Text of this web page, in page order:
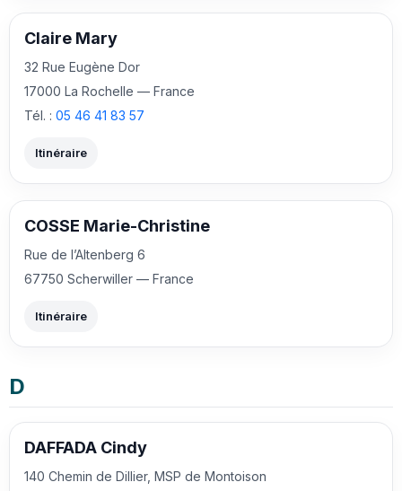
Claire Mary
32 Rue Eugène Dor
17000 La Rochelle — France
Tél. : 05 46 41 83 57
Itinéraire
COSSE Marie-Christine
Rue de l’Altenberg 6
67750 Scherwiller — France
Itinéraire
D
DAFFADA Cindy
140 Chemin de Dillier, MSP de Montoison